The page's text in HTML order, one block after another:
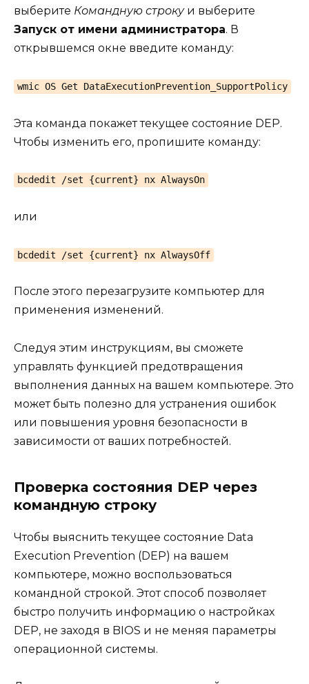
выберите Командную строкуи выберите
Запуск от имени администратора. В
открывшемся окне введите команду:
wmic OS Get DataExecutionPrevention_SupportPolicy
Эта команда покажет текущее состояние DEP.
Чтобы изменить его, пропишите команду:
bcdedit /set {current} nx AlwaysOn
или
bcdedit /set {current} nx AlwaysOff
После этого перезагрузите компьютер для
применения изменений.
Следуя этим инструкциям, вы сможете
управлять функцией предотвращения
выполнения данных на вашем компьютере. Это
может быть полезно для устранения ошибок
или повышения уровня безопасности в
зависимости от ваших потребностей.
Проверка состояния DEP через
командную строку
Чтобы выяснить текущее состояние Data
Execution Prevention (DEP) на вашем
компьютере, можно воспользоваться
командной строкой. Этот способ позволяет
быстро получить информацию о настройках
DEP, не заходя в BIOS и не меняя параметры
операционной системы.